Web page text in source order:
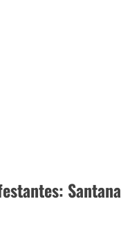
Santana